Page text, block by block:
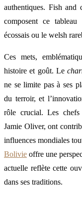
authentiques. Fish and
composent ce
écossais ou le welsh
Ces mets,
histoire et goût. Le
ne se limite pas à ses
du terroir, et
rôle crucial. Les chefs
Jamie Oliver, ont
influences mondiales
Bolivie offre une
actuelle reflète cette
dans ses traditions.